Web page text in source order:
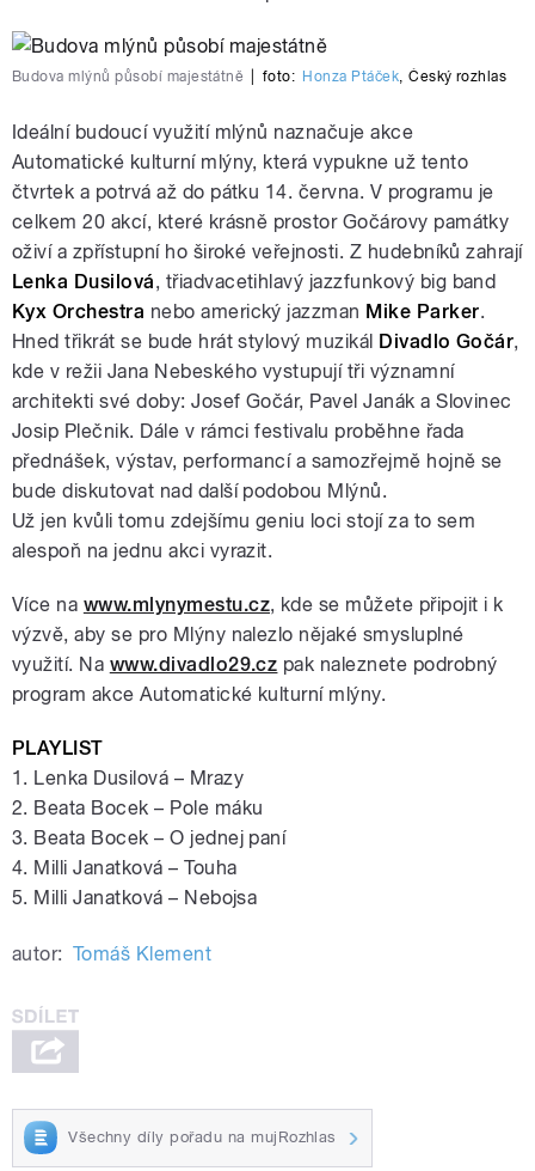
Budova mlýnů působí majestátně foto: Honza Ptáček ,Český rozhlas
Ideální budoucí využití mlýnů naznačuje akce
Automatické kulturní mlýny, která vypukne už tento
čtvrtek a potrvá až do pátku 14. června. V programu je
celkem 20 akcí, které krásně prostor Gočárovy památky
oživí a zpřístupní ho široké veřejnosti. Z hudebníků zahrají
Lenka Dusilová, třiadvacetihlavý jazzfunkový big band
Kyx Orchestra nebo americký jazzman Mike Parker.
Hned třikrát se bude hrát stylový muzikál Divadlo Gočár,
kde v režii Jana Nebeského vystupují tři významní
architekti své doby: Josef Gočár, Pavel Janák a Slovinec
Josip Plečnik. Dále v rámci festivalu proběhne řada
přednášek, výstav, performancí a samozřejmě hojně se
bude diskutovat nad další podobou Mlýnů.
Už jen kvůli tomu zdejšímu geniu loci stojí za to sem
alespoň na jednu akci vyrazit.
Více na www.mlynymestu.cz, kde se můžete připojit i k
výzvě, aby se pro Mlýny nalezlo nějaké smysluplné
využití. Na www.divadlo29.cz pak naleznete podrobný
program akce Automatické kulturní mlýny.
PLAYLIST
1. Lenka Dusilová – Mrazy
2. Beata Bocek – Pole máku
3. Beata Bocek – O jednej paní
4. Milli Janatková – Touha
5. Milli Janatková – Nebojsa
autor: Tomáš Klement
Všechny díly pořadu na mujRozhlas